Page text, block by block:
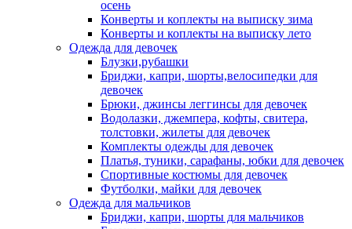
осень
Конверты и коплекты на выписку зима
Конверты и коплекты на выписку лето
Одежда для девочек
Блузки,рубашки
Бриджи, капри, шорты,велосипедки для
девочек
Брюки, джинсы леггинсы для девочек
Водолазки, джемпера, кофты, свитера,
толстовки, жилеты для девочек
Комплекты одежды для девочек
Платья, туники, сарафаны, юбки для девочек
Спортивные костюмы для девочек
Футболки, майки для девочек
Одежда для мальчиков
Бриджи, капри, шорты для мальчиков